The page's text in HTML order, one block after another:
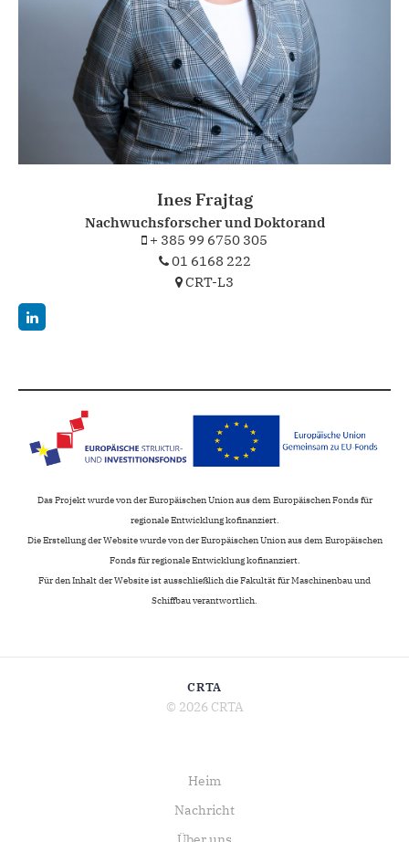
Ines Frajtag
Nachwuchsforscher und Doktorand
+ 385 99 6750 305
01 6168 222
CRT-L3
Das Projekt wurde von der Europäischen Union aus dem Europäischen Fonds für
regionale Entwicklung kofinanziert.
Die Erstellung der Website wurde von der Europäischen Union aus dem Europäischen
Fonds für regionale Entwicklung kofinanziert.
Für den Inhalt der Website ist ausschließlich die Fakultät für Maschinenbau und
Schiffbau verantwortlich.
CRTA
© 2026 CRTA
Heim
Nachricht